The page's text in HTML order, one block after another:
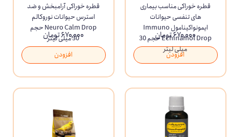
قطره خوراکی مناسب بیماری
های تنفسی حیوانات
ایمونواکینامول Immuno
Echinamol Drop حجم 30
میلی لیتر
۶۷۰,۰۰۰ تومان
افزودن
قطره خوراکی آرامبخش و ضد
استرس حیوانات نوروکالم
Neuro Calm Drop حجم
30 میلی لیتر
۶۷۰,۰۰۰ تومان
افزودن